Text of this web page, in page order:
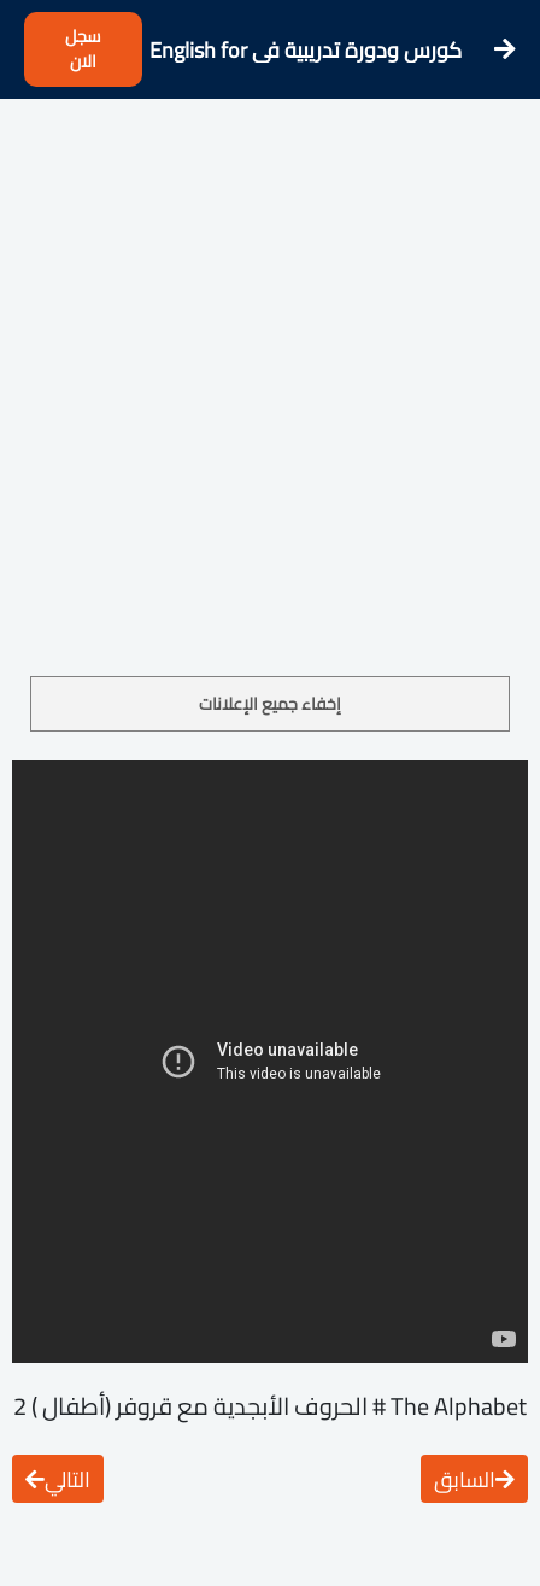
كورس ودورة تدريبية فى English for
Children
سجل
الان
إخفاء جميع الإعلانات
The Alphabet # الحروف الأبجدية مع قروفر (أطفال ) 2
السابق التالي